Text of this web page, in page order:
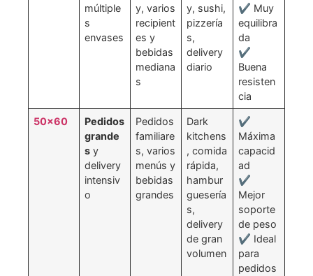
múltiple
s
envases
y, varios
recipient
es y
bebidas
mediana
s
y, sushi,
pizzería
s,
delivery
diario
✔ Muy
equilibra
da
✔
Buena
resisten
cia
50×60
Pedidos
grande
s y
delivery
intensiv
o
Pedidos
familiare
s, varios
menús y
bebidas
grandes
Dark
kitchens
, comida
rápida,
hambur
guesería
s,
delivery
de gran
volumen
✔
Máxima
capacid
ad
✔
Mejor
soporte
de peso
✔ Ideal
para
pedidos